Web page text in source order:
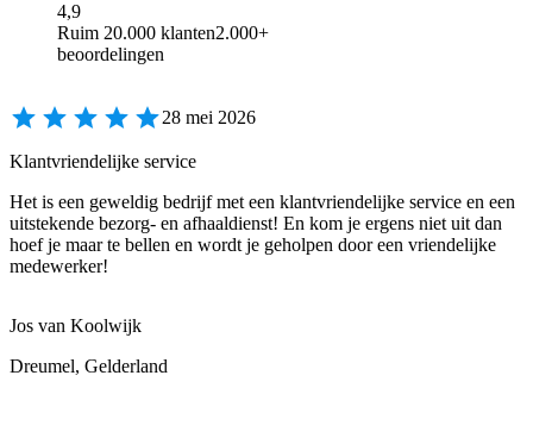
4,9
Ruim 20.000 klanten2.000+
beoordelingen
28 mei 2026
Klantvriendelijke service
Het is een geweldig bedrijf met een klantvriendelijke service en een
uitstekende bezorg- en afhaaldienst! En kom je ergens niet uit dan
hoef je maar te bellen en wordt je geholpen door een vriendelijke
medewerker!
Jos van Koolwijk
Dreumel, Gelderland